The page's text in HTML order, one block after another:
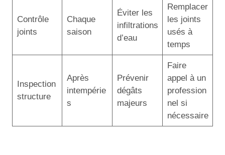
Contrôle
joints
Chaque
saison
Éviter les
infiltrations
d’eau
Remplacer
les joints
usés à
temps
Inspection
structure
Après
intempérie
s
Prévenir
dégâts
majeurs
Faire
appel à un
profession
nel si
nécessaire